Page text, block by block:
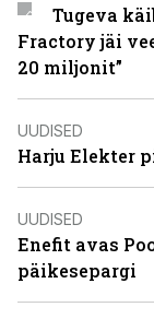
Tugeva
Fractory jäi
20 miljonit”
UUDISED
Harju Elekter
UUDISED
Enefit avas
päikesepargi